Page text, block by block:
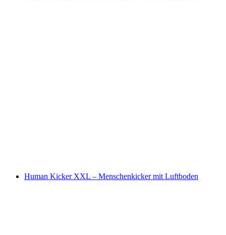
Human Kicker XXL – Menschenkicker mit Luftboden